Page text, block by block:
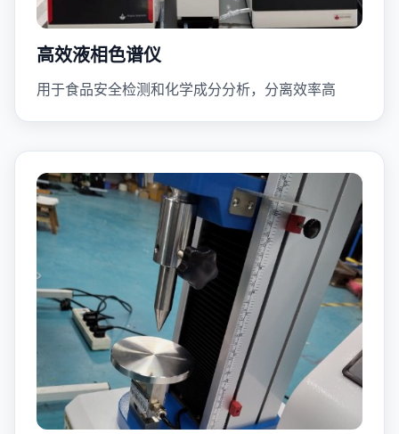
高效液相色谱仪
用于食品安全检测和化学成分分析，分离效率高